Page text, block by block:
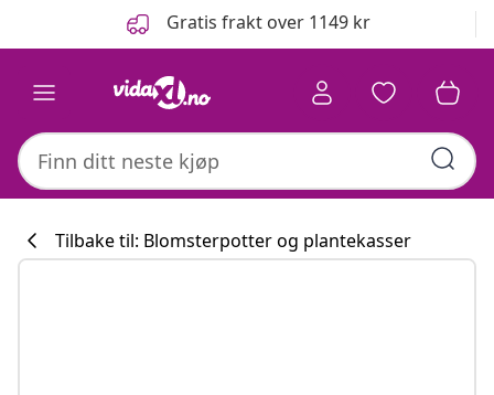
Gratis frakt over 1149 kr
Tilbake til: Blomsterpotter og plantekasser